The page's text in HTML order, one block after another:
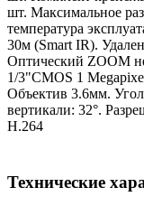
шт. Максимальное
температура
30м (Smart IR).
Оптический ZOOM
1/3"CMOS 1
Объектив 3.6мм. Угол
вертикали: 32°.
H.264
Технические